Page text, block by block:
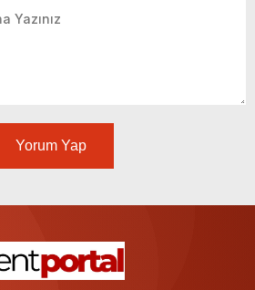
Yorum Yap